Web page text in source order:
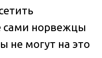
сами норвежцы
не могут на это